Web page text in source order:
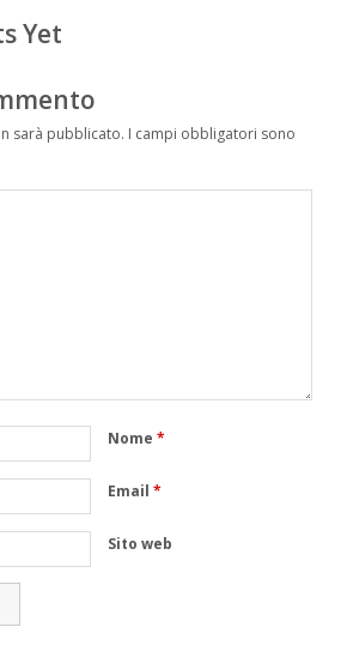
Yet
sarà pubblicato. I campi obbligatori sono
Nome *
Email *
Sito web